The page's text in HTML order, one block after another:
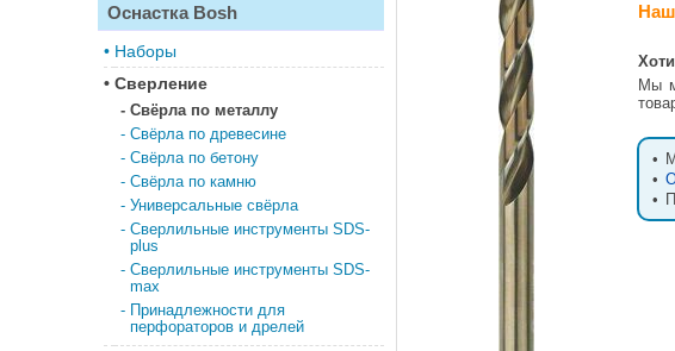
Оснастка Bosh
• Наборы
• Сверление
- Свёрла по металлу
- Свёрла по древесине
- Свёрла по бетону
- Свёрла по камню
- Универсальные свёрла
- Сверлильные инструменты SDS-
plus
- Сверлильные инструменты SDS-
max
- Принадлежности для
перфораторов и дрелей
Мы
•
•
•